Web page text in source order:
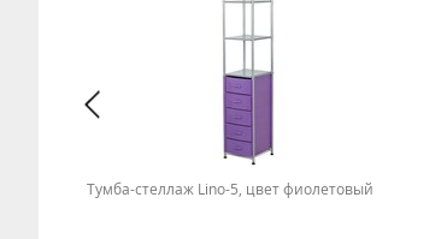
Тумба-стеллаж Lino-5, цвет фиолетовый